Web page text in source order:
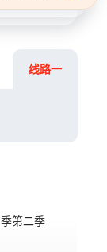
线路一